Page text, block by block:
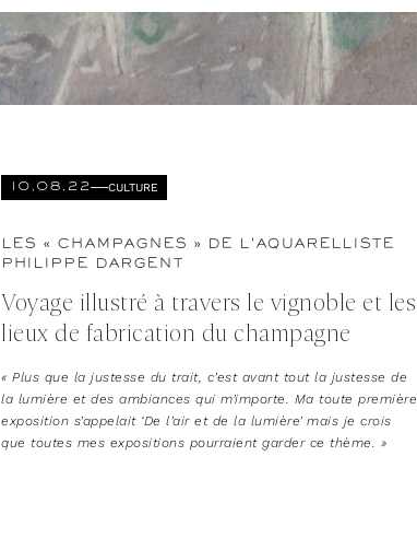
10.08.22 CULTURE
LES « CHAMPAGNES » DE L'AQUARELLISTE
PHILIPPE DARGENT
Voyage illustré à travers le vignoble et les
lieux de fabrication du champagne
« Plus que la justesse du trait, c’est avant tout la justesse de
la lumière et des ambiances qui m’importe. Ma toute première
exposition s’appelait ‘De l’air et de la lumière’ mais je crois
que toutes mes expositions pourraient garder ce thème. »